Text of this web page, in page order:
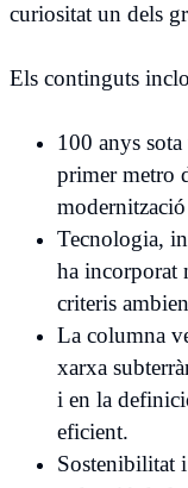
curiositat un dels
Els continguts
100 anys
primer metro
Tecnologia,
ha incorporat
criteris
La columna
xarxa
i en la
eficient.
Sostenibilitat